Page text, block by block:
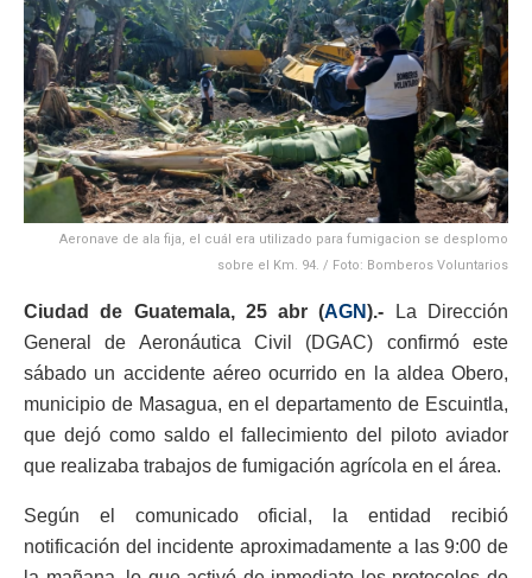
Aeronave de ala fija, el cuál era utilizado para fumigacion se desplomo
sobre el Km. 94. / Foto: Bomberos Voluntarios
Ciudad de Guatemala, 25 abr (AGN).-
La Dirección
General de Aeronáutica Civil (DGAC) confirmó este
sábado un accidente aéreo ocurrido en la aldea Obero,
municipio de Masagua, en el departamento de Escuintla,
que dejó como saldo el fallecimiento del piloto aviador
que realizaba trabajos de fumigación agrícola en el área.
Según el comunicado oficial, la entidad recibió
notificación del incidente aproximadamente a las 9:00 de